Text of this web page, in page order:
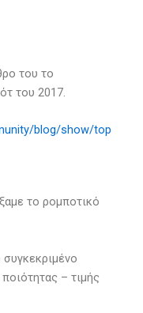
του το
του 2017.
blog/show/top
το ρομποτικό
– τιμής